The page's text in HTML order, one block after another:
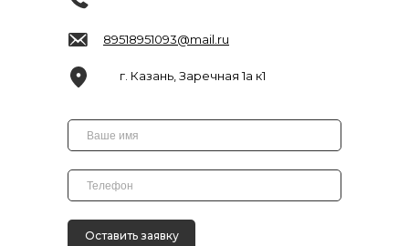
Оставить заявку
г. Казань, Заречная 1а к1
89518951093@mail.ru